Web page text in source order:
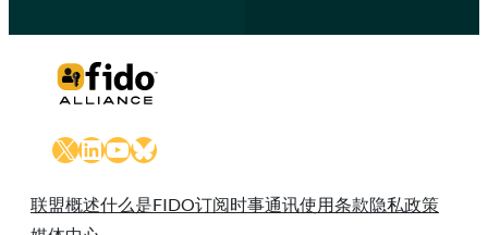
X LinkedIn
YouTube
Bluesky
联盟概述什么是FIDO订阅时事通讯使用条款隐私政策